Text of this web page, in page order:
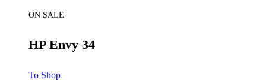
ON SALE
HP Envy 34
To Shop